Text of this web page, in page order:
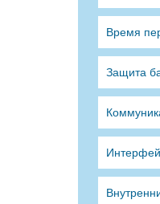
Время
Защита